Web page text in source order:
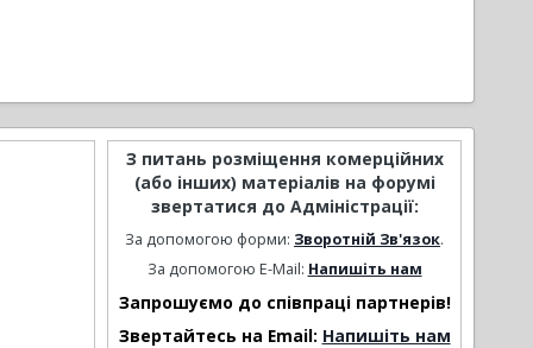
З питань розміщення комерційних
(або інших) матеріалів на форумі
звертатися до Адміністрації:
За допомогою форми: Зворотній Зв'язок.
За допомогою E-Mail: Напишіть нам
Запрошуємо до співпраці партнерів!
Звертайтесь на Email: Напишіть нам